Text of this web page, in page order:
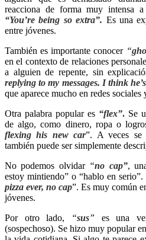
reacciona de forma muy intensa
“You’re being so extra”. Es una
entre jóvenes.
También es importante conocer “
en el contexto de relaciones
a alguien de repente, sin
replying to my messages. I think
que aparece mucho en redes
Otra palabra popular es “flex”. Se
de algo, como dinero, ropa o
flexing his new car”. A veces se
también puede ser simplemente
No podemos olvidar “no cap”,
estoy mintiendo” o “hablo en
pizza ever, no cap”. Es muy común
jóvenes.
Por otro lado,
“sus” es una
(sospechoso). Se hizo muy popular